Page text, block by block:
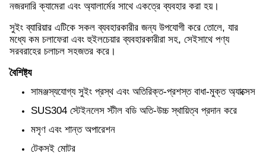
নজরদারি ক্যামেরা এবং অ্যালার্মের সাথে একত্রে ব্যবহার করা হয়।
সুইং ব্যারিয়ার এটিকে সকল ব্যবহারকারীর জন্য উপযোগী করে তোলে, যার
মধ্যে কম চলাফেরা এবং হুইলচেয়ার ব্যবহারকারীরা সহ, সেইসাথে পণ্য
সরবরাহের চলাচল সহজতর করে।
বৈশিষ্ট্য
সামঞ্জস্যযোগ্য সুইং প্রস্থ এবং অতিরিক্ত-প্রশস্ত বাধা-মুক্ত অ্যাক্সেস
SUS304 স্টেইনলেস স্টীল বডি অতি-উচ্চ স্থায়িত্ব প্রদান করে
মসৃণ এবং শান্ত অপারেশন
টেকসই মোটর